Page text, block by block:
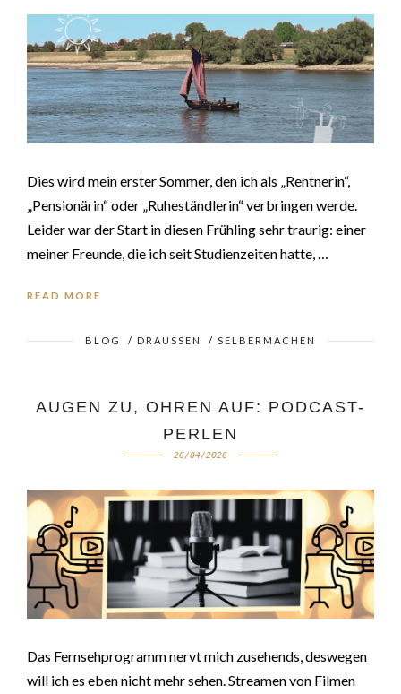
Dies wird mein erster Sommer, den ich als „Rentnerin“,
„Pensionärin“ oder „Ruheständlerin“ verbringen werde.
Leider war der Start in diesen Frühling sehr traurig: einer
meiner Freunde, die ich seit Studienzeiten hatte, …
READ MORE
BLOG / DRAUSSEN / SELBERMACHEN
AUGEN ZU, OHREN AUF: PODCAST-
PERLEN
26/04/2026
Das Fernsehprogramm nervt mich zusehends, deswegen
will ich es eben nicht mehr sehen. Streamen von Filmen